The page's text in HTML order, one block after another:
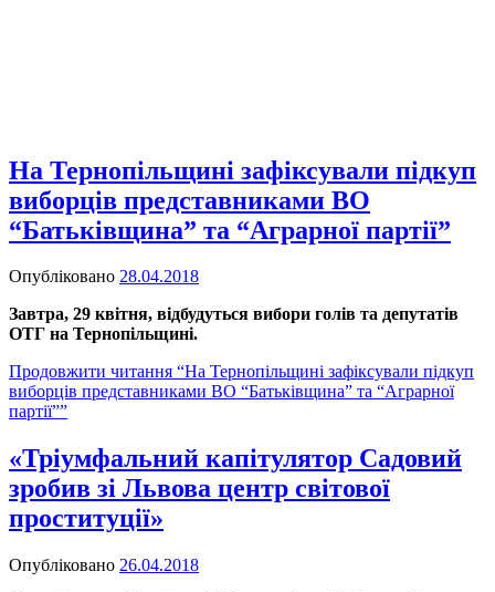
На Тернопільщині зафіксували підкуп
виборців представниками ВО
“Батьківщина” та “Аграрної партії”
Опубліковано 28.04.2018
Завтра, 29 квітня, відбудуться вибори голів та депутатів
ОТГ на Тернопільщині.
Продовжити читання “На Тернопільщині зафіксували підкуп
виборців представниками ВО “Батьківщина” та “Аграрної
партії””
«Тріумфальний капітулятор Садовий
зробив зі Львова центр світової
проституції»
Опубліковано 26.04.2018